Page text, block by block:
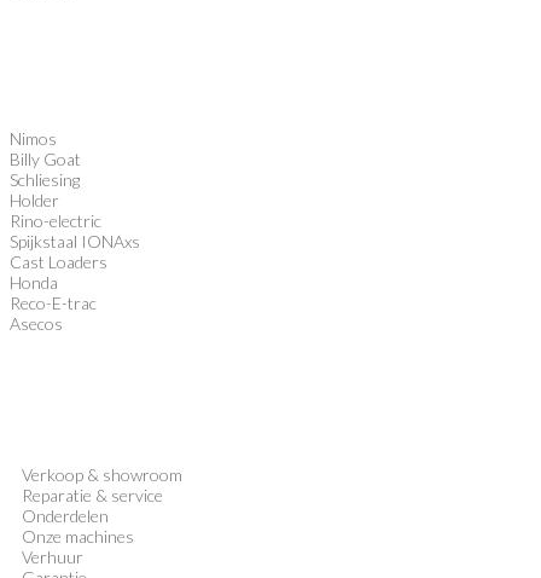
Nimos
Billy Goat
Schliesing
Holder
Rino-electric
Spijkstaal IONAxs
Cast Loaders
Honda
Reco-E-trac
Asecos
Verkoop & showroom
Reparatie & service
Onderdelen
Onze machines
Verhuur